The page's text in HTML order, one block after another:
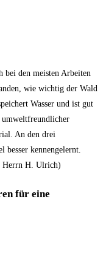
bei den meisten Arbeiten
wie wichtig der Wald
Wasser und ist gut
An den drei
besser kennengelernt.
Herrn H. Ulrich)
für eine